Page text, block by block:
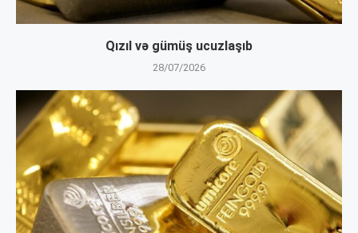
Qızıl və gümüş ucuzlaşıb
28/07/2026